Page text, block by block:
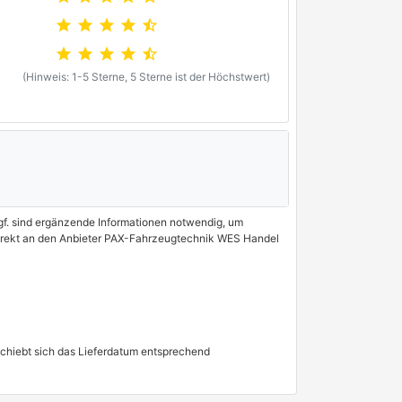
star star star star star_half
star star star star star_half
(Hinweis: 1-5 Sterne, 5 Sterne ist der Höchstwert)
sind ergänzende Informationen notwendig, um
an den Anbieter PAX-Fahrzeugtechnik WES Handel
sich das Lieferdatum entsprechend